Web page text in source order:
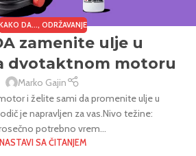
DA..., ODRŽAVANJE
zamenite ulje u
dvotaktnom motoru
Marko Gajin
i želite sami da promenite ulje u
je napravljen za vas.Nivo težine:
potrebno vrem...
NASTAVI SA ČITANJEM